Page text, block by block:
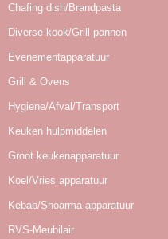
Chafing dish/Brandpasta
Diverse kook/Grill pannen
Evenementapparatuur
Grill & Ovens
Hygiene/Afval/Transport
Keuken hulpmiddelen
Groot keukenapparatuur
Koel/Vries apparatuur
Kebab/Shoarma apparatuur
RVS-Meubilair